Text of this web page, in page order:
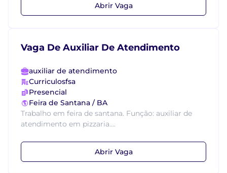
Abrir Vaga
Vaga De Auxiliar De Atendimento
auxiliar de atendimento
Curriculosfsa
Presencial
Feira de Santana / BA
Trabalho em feira de santana. Função: auxiliar de
atendimento em pizzaria....
Abrir Vaga